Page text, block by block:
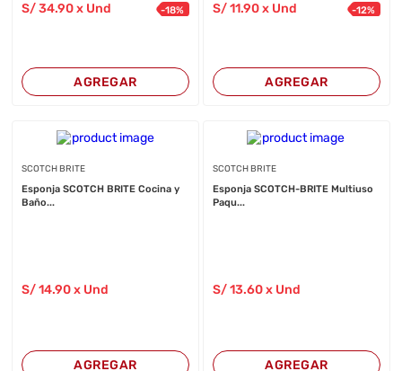
S/34.90 x Und -18%
AGREGAR
S/11.90x Und -12%
AGREGAR
SCOTCH BRITE
Esponja SCOTCH BRITE Cocina y
Baño...
S/14.90 x Und
AGREGAR
SCOTCH BRITE
Esponja SCOTCH-BRITE Multiuso
Paqu...
S/13.60x Und
AGREGAR